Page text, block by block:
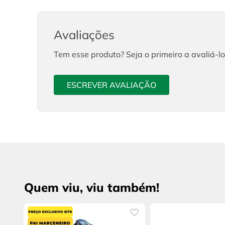
Avaliações
Tem esse produto? Seja o primeiro a avaliá-
ESCREVER AVALIAÇÃO
Quem viu, viu também!